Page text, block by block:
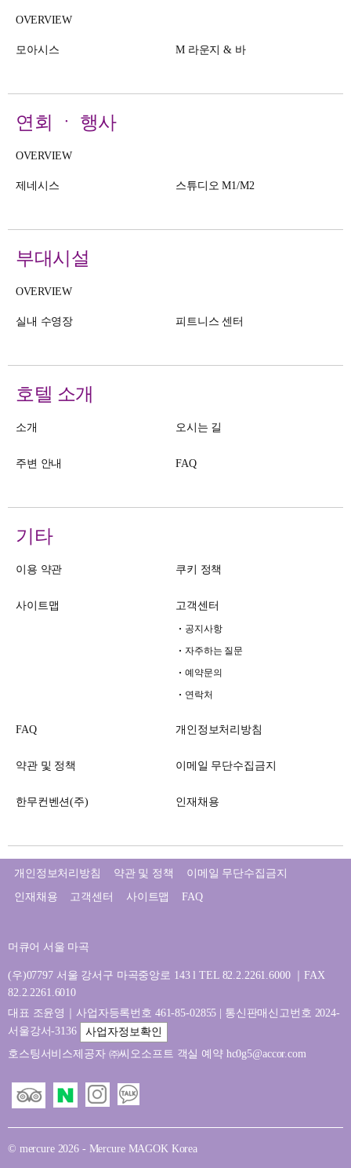
OVERVIEW
모아시스 M 라운지 & 바
연회 ㆍ 행사
OVERVIEW
제네시스 스튜디오 M1/M2
부대시설
OVERVIEW
실내 수영장 피트니스 센터
호텔 소개
소개 오시는 길
주변 안내 FAQ
기타
이용 약관 쿠키 정책
사이트맵 고객센터
공지사항
자주하는 질문
예약문의
연락처
FAQ 개인정보처리방침
약관 및 정책 이메일 무단수집금지
한무컨벤션(주) 인재채용
개인정보처리방침 약관 및 정책
이메일 무단수집금지
인재채용
고객센터 사이트맵 FAQ
머큐어 서울 마곡
(우)07797 서울 강서구 마곡중앙로 143 l TEL 82.2.2261.6000 ｜FAX
82.2.2261.6010
대표 조윤영｜사업자등록번호 461-85-02855 | 통신판매신고번호 2024-
서울강서-3136
사업자정보확인
호스팅서비스제공자 ㈜씨오소프트 객실 예약 hc0g5@accor.com
© mercure 2026 - Mercure MAGOK Korea